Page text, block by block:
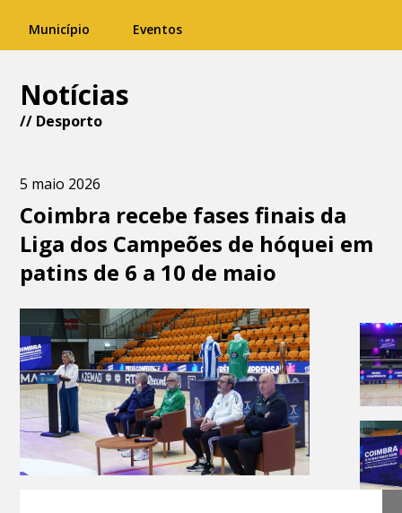
Município Eventos
Notícias
// Desporto
5 maio 2026
Coimbra recebe fases finais da
Liga dos Campeões de hóquei em
patins de 6 a 10 de maio